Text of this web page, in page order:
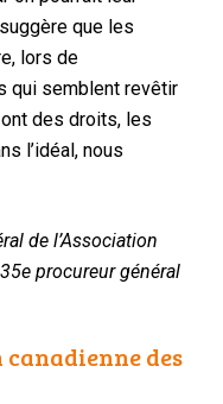
que les
lors de
qui semblent revêtir
des droits, les
l’idéal, nous
de l’Association
procureur général
des